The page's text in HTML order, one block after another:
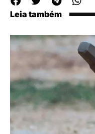
Leia também